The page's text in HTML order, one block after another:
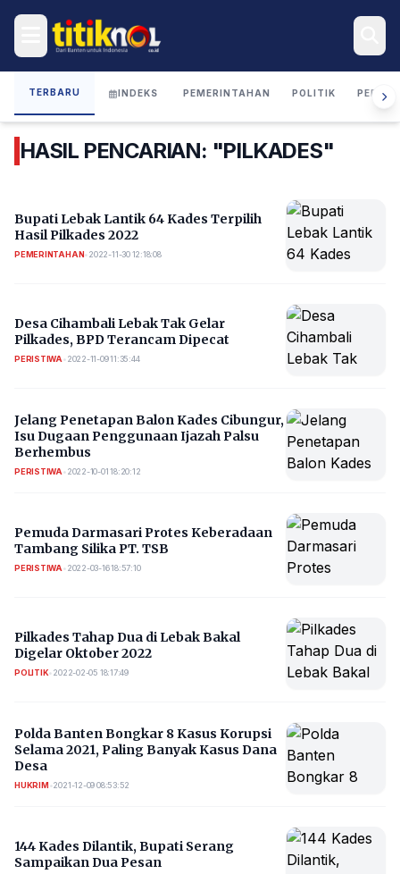
TERBARU INDEKS PEMERINTAHAN POLITIK
HASIL PENCARIAN: "PILKADES"
Bupati Lebak Lantik 64 Kades Terpilih
Hasil Pilkades 2022
PEMERINTAHAN• 2022-11-30 12:18:08
Desa Cihambali Lebak Tak Gelar
Pilkades, BPD Terancam Dipecat
PERISTIWA• 2022-11-09 11:35:44
Jelang Penetapan Balon Kades Cibungur,
Isu Dugaan Penggunaan Ijazah Palsu
Berhembus
PERISTIWA• 2022-10-01 18:20:12
Pemuda Darmasari Protes Keberadaan
Tambang Silika PT. TSB
PERISTIWA• 2022-03-16 18:57:10
Pilkades Tahap Dua di Lebak Bakal
Digelar Oktober 2022
POLITIK• 2022-02-05 18:17:49
Polda Banten Bongkar 8 Kasus Korupsi
Selama 2021, Paling Banyak Kasus Dana
Desa
HUKRIM•2021-12-09 08:53:52
144 Kades Dilantik, Bupati Serang
Sampaikan Dua Pesan